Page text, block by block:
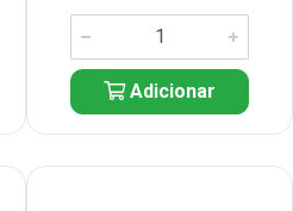
Adicionar